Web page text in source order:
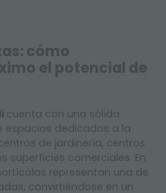
cómo
el potencial de
cuenta con una sólida
espacios dedicados a la
de jardinería, centros
superficies comerciales. En
representan una de
convirtiéndose en un